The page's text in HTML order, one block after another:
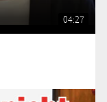
04:27